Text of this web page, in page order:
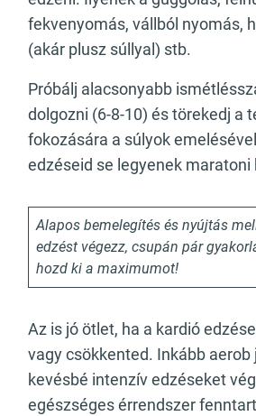
fekvenyomás, vállból nyomás,
(akár plusz súllyal) stb.
Próbálj alacsonyabb
dolgozni (6-8-10) és törekedj a
fokozására a súlyok
edzéseid se legyenek maratoni
Alapos bemelegítés és nyújtás
edzést végezz, csupán pár
hozd ki a maximumot!
Az is jó ötlet, ha a kardió
vagy csökkented. Inkább aerob
kevésbé intenzív edzéseket
egészséges érrendszer